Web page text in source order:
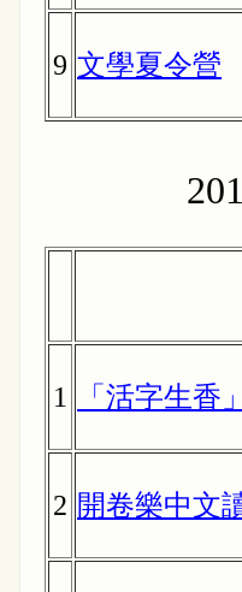
9 文學夏令營
1 「活字生香
2 開卷樂中文